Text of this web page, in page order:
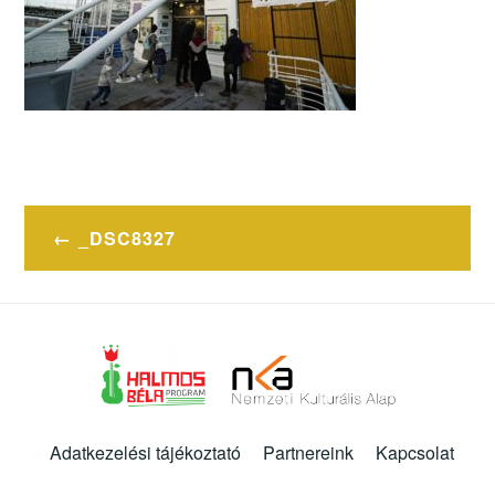
Bejegyzés
navigáció
_DSC8327
Adatkezelési tájékoztató Partnereink Kapcsolat